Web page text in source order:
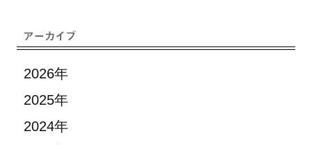
2026年
2025年
2024年